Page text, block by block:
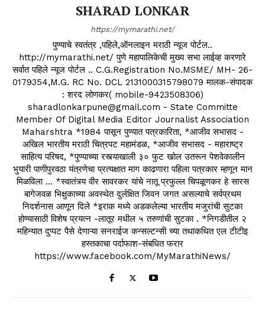
SHARAD LONKAR
https://mymarathi.net/
पुण्याचे स्वतंत्र ,पहिले,ऑनलाइन मराठी न्यूज पोर्टल..
http://mymarathi.net/ पुणे महापालिकेची मुख्य सभा लाईव्ह करणारे
सर्वात पहिले न्यूज पोर्टल .. C.G.Registration No.MSME/ MH- 26-
0179354,M.G. RC No. DCL 2131000315798079 मालक-संपादक
: शरद लोणकर( mobile-9423508306)
sharadlonkarpune@gmail.com - State Committe
Member Of Digital Media Editor Journalist Association
Maharshtra *1984 पासून पुण्यात पत्रकारिता, *आजीव सभासद -
अखिल भारतीय मराठी चित्रपट महामंडळ, *आजीव सभासद - महाराष्ट्र
साहित्य परिषद, *पुण्याच्या रस्त्याखाली ३० फुट खोल उतरून पेशवेकालीन
भुयारी पाणीपुरवठा यंत्रणेचा प्रत्यक्षात माग काढणारा पहिला पत्रकार म्हणून मान
मिळविला ... *स्वातंत्र्य वीर सावरकर यांचे नातू प्रफुल्ल चिपळूणकर हे सारस
बागेजवळ भिक्षुकाच्या अवस्थेत दुर्लक्षित जिवन जगत असल्याचे सर्वप्रथम
निदर्शनास आणून दिले *इराक मध्ये अडकलेल्या भारतीय मजुरांची सुटका
होण्यासाठी विशेष प्रयत्न -लातूर मधील ५ तरुणांची सुटका . *निगडीतील २
महिन्यात दुप्पट पैसे देणाऱ्या सनराईज कन्सल्टन्सी च्या तथाकथित एल टीटीइ
हस्तकाचा पर्दाफाश-संबधित फरार
https://www.facebook.com/MyMarathiNews/